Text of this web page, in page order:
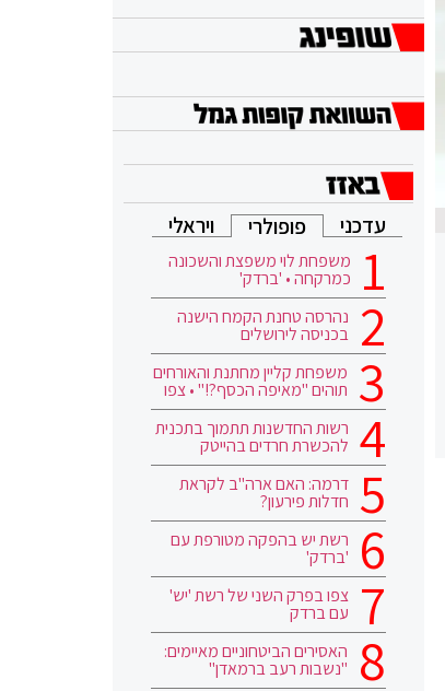
עדכני פופולרי ויראלי
משפחת לוי משפצת והשכונה
כמרקחה • 'ברדק'
נהרסה טחנת הקמח הישנה
בכניסה לירושלים
משפחת קליין מחתנת והאורחים
תוהים "מאיפה הכסף?!" • צפו
רשות החדשנות תתמוך בתכנית
להכשרת חרדים בהייטק
דרמה: האם ארה"ב לקראת
חדלות פירעון?
רשת יש בהפקה מטורפת עם
'ברדק'
צפו בפרק השני של רשת 'יש'
עם ברדק
האסירים הביטחוניים מאיימים:
"נשבות רעב ברמאדן"